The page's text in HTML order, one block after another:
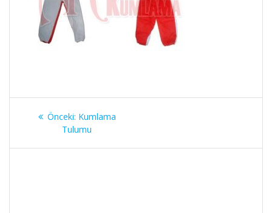
Yazı
gezinmesi
Önceki: Önceki
yazı:
Kumlama
Tulumu